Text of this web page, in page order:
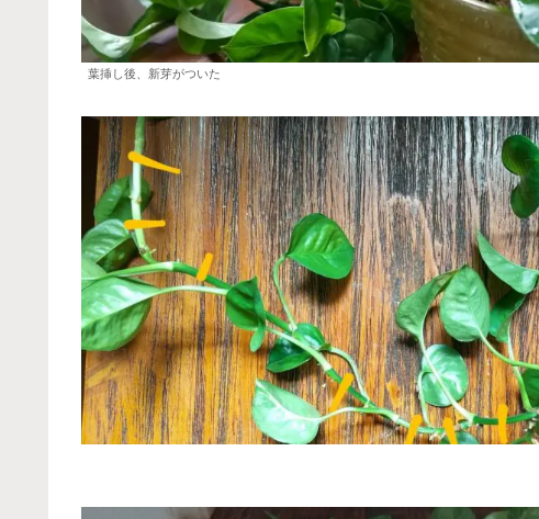
葉挿し後、新芽がついた